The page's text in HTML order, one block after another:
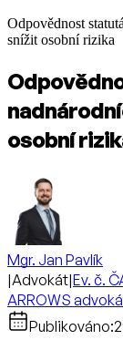
Odpovědnost
snížit osobní rizika
osobní
Mgr. Jan Pavlík
|Advokát|Ev. č.
ARROWS
Publikováno: